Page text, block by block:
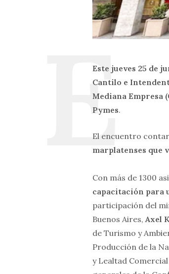
Este jueves 25 de
Cantilo e
Mediana Empresa
Pymes.
El encuentro
marplatenses que
Con más de 1300
capacitación para
participación del
Buenos Aires,Axel
de Turismo y
Producción de la
y Lealtad